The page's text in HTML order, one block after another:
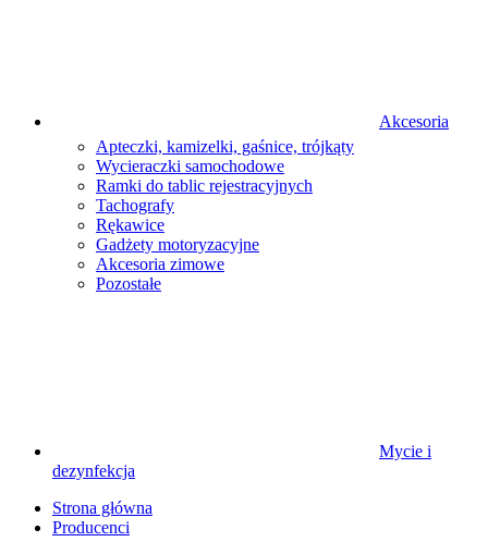
Akcesoria
Apteczki, kamizelki, gaśnice, trójkąty
Wycieraczki samochodowe
Ramki do tablic rejestracyjnych
Tachografy
Rękawice
Gadżety motoryzacyjne
Akcesoria zimowe
Pozostałe
Mycie i
dezynfekcja
Strona główna
Producenci